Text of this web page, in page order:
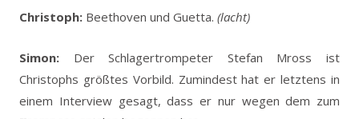
Christoph: Beethoven und Guetta. (lacht)
Simon: Der Schlagertrompeter Stefan Mross ist
Christophs größtes Vorbild. Zumindest hat er letztens in
einem Interview gesagt, dass er nur wegen dem zum